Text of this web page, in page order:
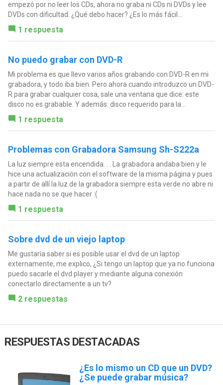
empezó por no leer los CDs, ahora no graba ni CDs ni DVDs y lee
DVDs con dificultad. ¿Qué debo hacer? ¿Es lo más fácil...
1 respuesta
No puedo grabar con DVD-R
Mi problema es que llevo varios años grabando con DVD-R en mi
grabadora, y todo iba bien. Pero ahora cuando introduzco un DVD-
R para grabar cualquier cosa, sale una ventana que dice: este
disco no es grabable. Y además: disco requerido para la...
1 respuesta
Problemas con Grabadora Samsung Sh-S222a
La luz siempre esta encendida. . . La grabadora andaba bien y le
hice una actualización con el software de la misma página y pues
a partir de allí la luz de la grabadora siempre esta verde no abre ni
hace nada no se que hacer :(
1 respuesta
Sobre dvd de un viejo laptop
Me gustaría saber si es posible usar el dvd de un laptop
externamente, me explico, ¿Si tengo un laptop que ya no funciona
puedo sacarle el dvd player y mediante alguna conexión
conectarlo directamente a un tv?
2 respuestas
RESPUESTAS DESTACADAS
¿Es lo mismo un CD que un DVD?
¿Se puede grabar música?